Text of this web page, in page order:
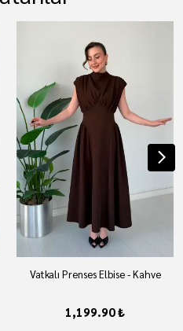
Vatkalı Prenses Elbise - Kahve
1,199.90 ₺